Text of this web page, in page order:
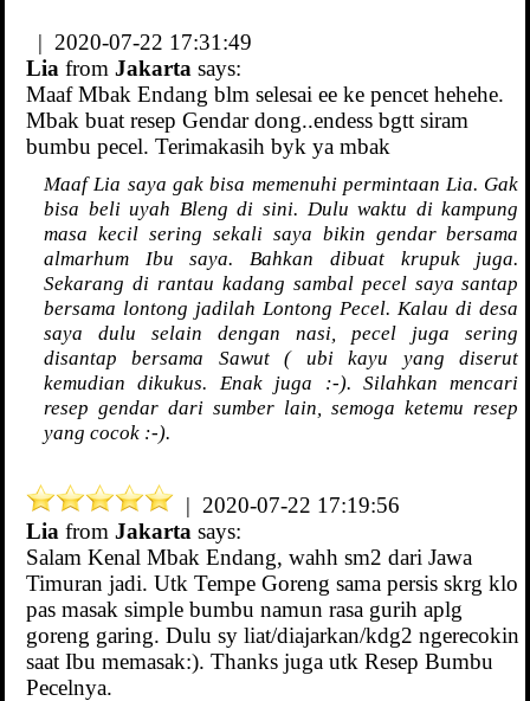
| 2020-07-22 17:31:49
Lia from Jakarta says:
Maaf Mbak Endang blm selesai ee ke pencet hehehe.
Mbak buat resep Gendar dong..endess bgtt siram
bumbu pecel. Terimakasih byk ya mbak
Maaf Lia saya gak bisa memenuhi permintaan Lia. Gak
bisa beli uyah Bleng di sini. Dulu waktu di kampung
masa kecil sering sekali saya bikin gendar bersama
almarhum Ibu saya. Bahkan dibuat krupuk juga.
Sekarang di rantau kadang sambal pecel saya santap
bersama lontong jadilah Lontong Pecel. Kalau di desa
saya dulu selain dengan nasi, pecel juga sering
disantap bersama Sawut ( ubi kayu yang diserut
kemudian dikukus. Enak juga :-). Silahkan mencari
resep gendar dari sumber lain, semoga ketemu resep
yang cocok :-).
| 2020-07-22 17:19:56
Lia from Jakarta says:
Salam Kenal Mbak Endang, wahh sm2 dari Jawa
Timuran jadi. Utk Tempe Goreng sama persis skrg klo
pas masak simple bumbu namun rasa gurih aplg
goreng garing. Dulu sy liat/diajarkan/kdg2 ngerecokin
saat Ibu memasak:). Thanks juga utk Resep Bumbu
Pecelnya.